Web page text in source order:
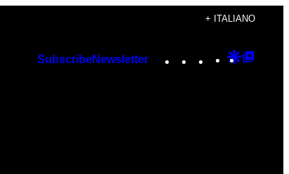
+ ITALIANO
SubscribeNewsletter Instagram
TikTok
YouTube
Google